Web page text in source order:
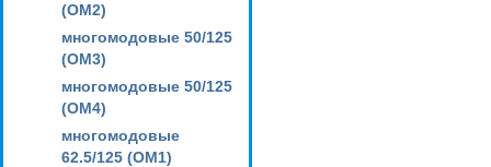
(OM2)
многомодовые 50/125
(OM3)
многомодовые 50/125
(OM4)
многомодовые
62.5/125 (OM1)